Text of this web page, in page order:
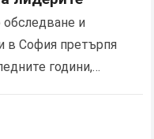
обследване и
в София претърпя
години,
от оптимизация…